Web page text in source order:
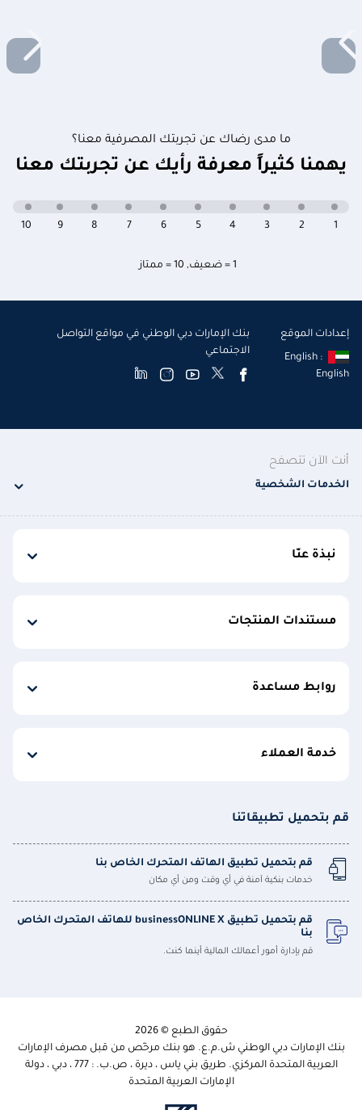
ما مدى رضاك عن تجربتك المصرفية معنا؟
يهمنا كثيراً معرفة رأيك عن تجربتك معنا
1 = ضعيف , 10 = ممتاز
10 9 8 7 6 5 4 3 2 1
إعدادات الموقع
English :
English
بنك الإمارات دبي الوطني في مواقع التواصل
الاجتماعي
أنت الآن تتصفح
الخدمات الشخصية
نبذة عنّا
مستندات المنتجات
روابط مساعدة
خدمة العملاء
قم بتحميل تطبيقاتنا
قم بتحميل تطبيق الهاتف المتحرك الخاص بنا
خدمات بنكية آمنة في أي وقت ومن أي مكان
قم بتحميل تطبيق businessONLINE X للهاتف المتحرك الخاص
بنا
قم بإدارة أمور أعمالك المالية أينما كنت.
حقوق الطبع © 2026
بنك الإمارات دبي الوطني ش.م.ع. هو بنك مرخّص من قبل مصرف الإمارات
العربية المتحدة المركزي. طريق بني ياس ، ديرة ، ص.ب. : 777 ، دبي ، دولة
الإمارات العربية المتحدة